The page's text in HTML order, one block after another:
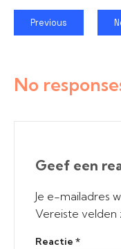
Previous
No
Geef een
Je e-mailadres
Vereiste
Reactie *